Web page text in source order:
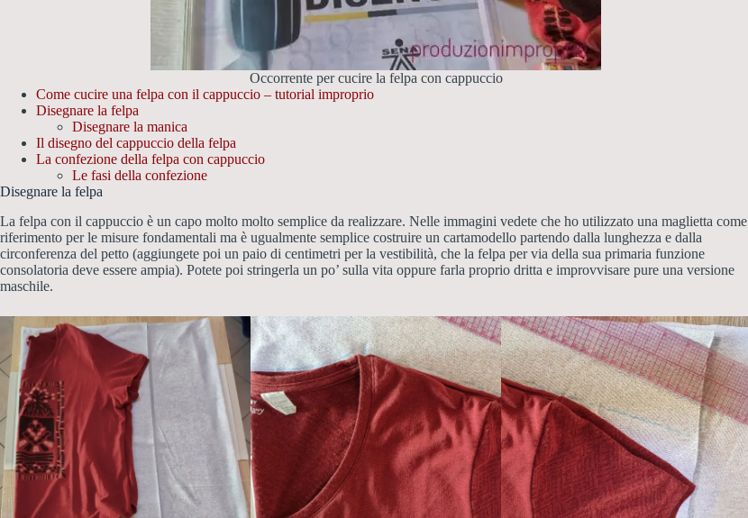
Occorrente per cucire la felpa con cappuccio
Come cucire una felpa con il cappuccio – tutorial improprio
Disegnare la felpa
Disegnare la manica
Il disegno del cappuccio della felpa
La confezione della felpa con cappuccio
Le fasi della confezione
Disegnare la felpa
La felpa con il cappuccio è un capo molto molto semplice da realizzare. Nelle immagini vedete che ho utilizzato una maglietta come
riferimento per le misure fondamentali ma è ugualmente semplice costruire un cartamodello partendo dalla lunghezza e dalla
circonferenza del petto (aggiungete poi un paio di centimetri per la vestibilità, che la felpa per via della sua primaria funzione
consolatoria deve essere ampia). Potete poi stringerla un po’ sulla vita oppure farla proprio dritta e improvvisare pure una versione
maschile.